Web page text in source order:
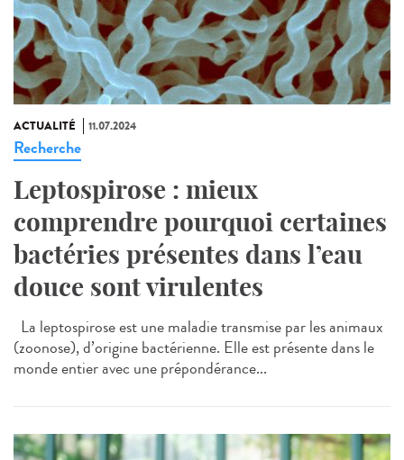
ACTUALITÉ 11.07.2024
Recherche
Leptospirose : mieux
comprendre pourquoi certaines
bactéries présentes dans l’eau
douce sont virulentes
La leptospirose est une maladie transmise par les animaux
(zoonose), d’origine bactérienne. Elle est présente dans le
monde entier avec une prépondérance...